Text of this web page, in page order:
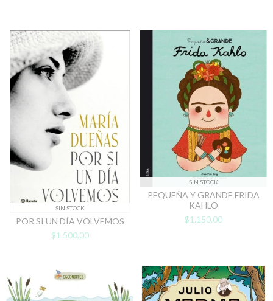
SIN STOCK
POR SI UN DÍA VOLVEMOS
$1.500,00
SIN STOCK
PEQUEÑA Y GRANDE FRIDA
KAHLO
$1.150,00